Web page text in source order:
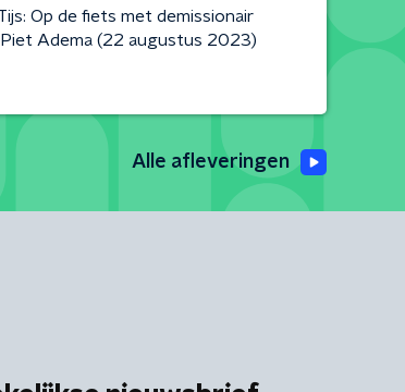
Op de fiets met demissionair
Adema (22 augustus 2023)
Alle afleveringen